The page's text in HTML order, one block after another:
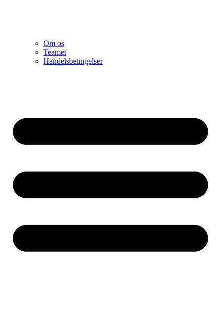
Om os
Teamet
Handelsbetingelser